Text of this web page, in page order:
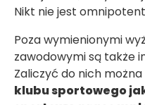
Nikt nie jest
Poza wymienionymi
zawodowymi są także
Zaliczyć do nich można
klubu sportowego